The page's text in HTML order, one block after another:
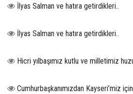
İlyas Salman ve hatıra getirdikleri..
İlyas Salman ve hatıra getirdikleri..
Hicri yılbaşımız kutlu ve milletimiz
Cumhurbaşkanımızdan Kayseri’miz